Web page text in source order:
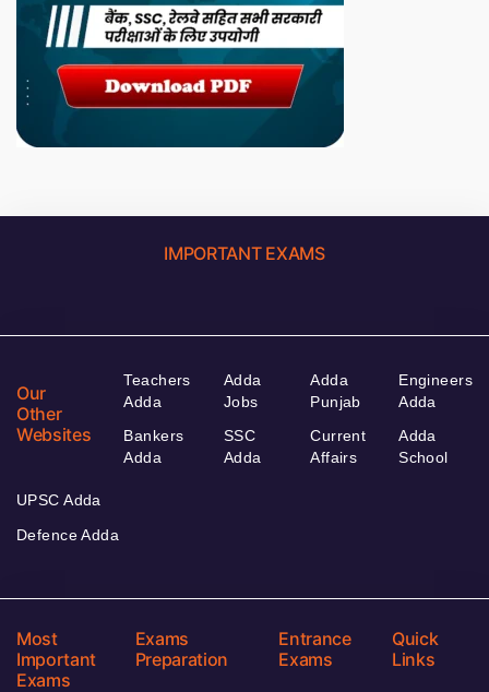
IMPORTANT EXAMS
Our
Other
Websites
Teachers
Adda
Bankers
Adda
Adda
Jobs
SSC
Adda
Adda
Punjab
Current
Affairs
Engineers
Adda
Adda
School
UPSC Adda
Defence Adda
Most
Important
Exams
Exams
Preparation
Entrance
Exams
Quick
Links